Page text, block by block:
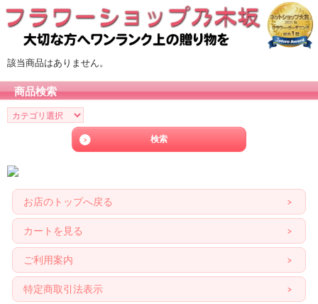
該当商品はありません。
商品検索
お店のトップへ戻る
カートを見る
ご利用案内
特定商取引法表示